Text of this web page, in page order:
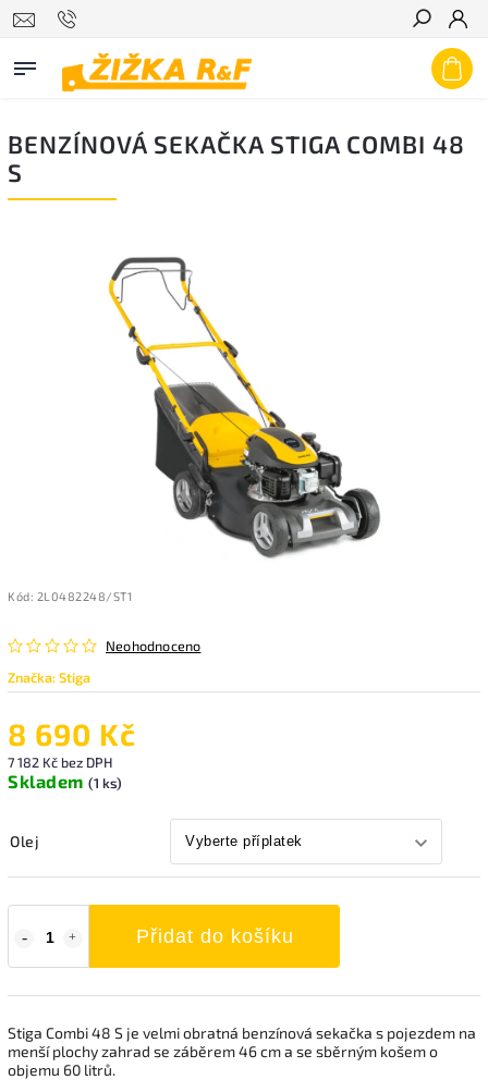
Hledat
BENZÍNOVÁ SEKAČKA STIGA COMBI 48
S
Kód: 2L0482248/ST1
Neohodnoceno
Značka:Stiga
8 690 Kč
7 182 Kč bez DPH
Skladem (1 ks)
Olej
Přidat do košíku
Stiga Combi 48 S je velmi obratná benzínová sekačka s pojezdem na
menší plochy zahrad se záběrem 46 cm a se sběrným košem o
objemu 60 litrů.